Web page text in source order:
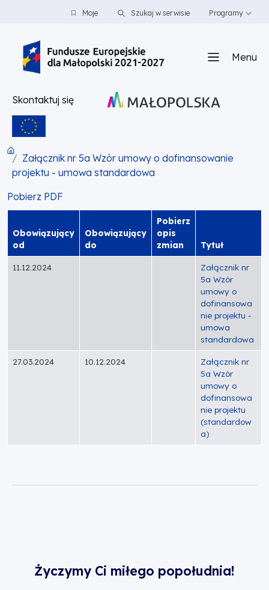
PRZEJDŹ DO TREŚCI
PRZEJDŹ DO MENUMoje Szukaj w serwisie Programy
Menu
Skontaktuj się
Załącznik nr 5a Wzór umowy o dofinansowanie
projektu - umowa standardowa
Pobierz PDF
Obowiązujący
od
Obowiązujący
do
Pobierz
opis
zmian
Tytuł
11.12.2024
Załącznik nr
5a Wzór
umowy o
dofinansowa
nie projektu -
umowa
standardowa
27.03.2024 10.12.2024
Załącznik nr
5a Wzór
umowy o
dofinansowa
nie projektu
(standardow
a)
Życzymy Ci miłego popołudnia!